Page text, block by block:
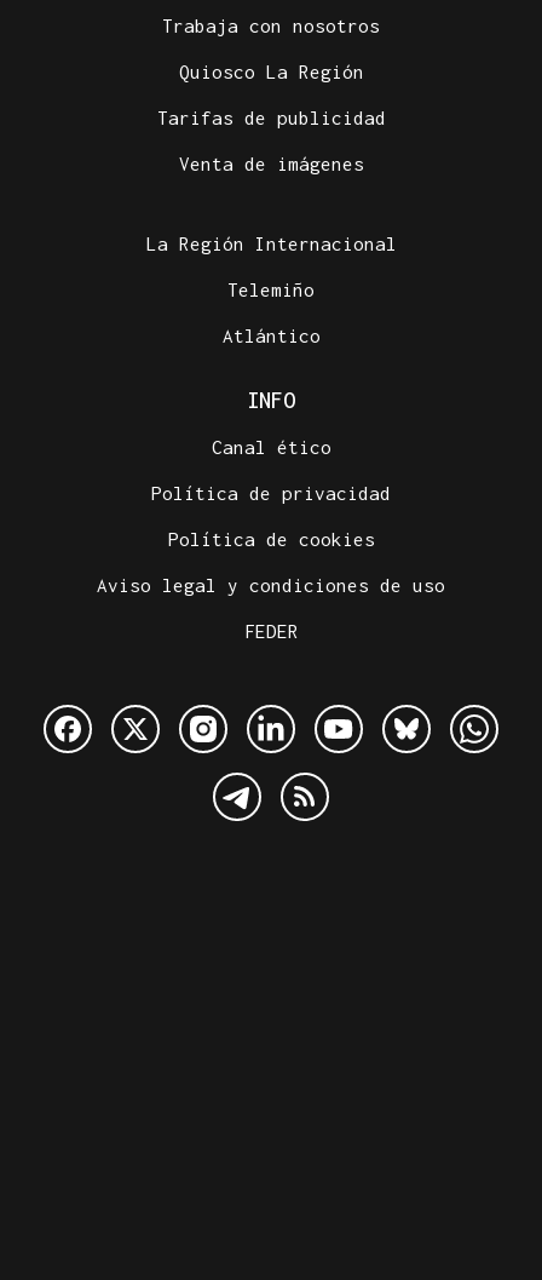
Trabaja con nosotros
Quiosco La Región
Tarifas de publicidad
Venta de imágenes
La Región Internacional
Telemiño
Atlántico
INFO
Canal ético
Política de privacidad
Política de cookies
Aviso legal y condiciones de uso
FEDER